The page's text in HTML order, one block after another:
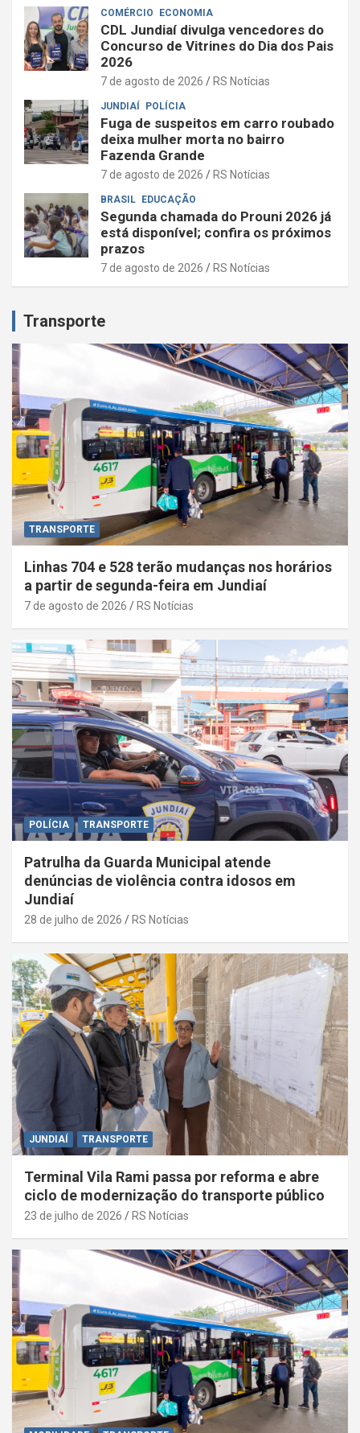
COMÉRCIO ECONOMIA
CDL Jundiaí divulga vencedores do
Concurso de Vitrines do Dia dos Pais
2026
7 de agosto de 2026 RS Notícias
JUNDIAÍ POLÍCIA
Fuga de suspeitos em carro roubado
deixa mulher morta no bairro
Fazenda Grande
7 de agosto de 2026 RS Notícias
BRASIL EDUCAÇÃO
Segunda chamada do Prouni 2026 já
está disponível; confira os próximos
prazos
7 de agosto de 2026 RS Notícias
Transporte
TRANSPORTE
Linhas 704 e 528 terão mudanças nos horários
a partir de segunda-feira em Jundiaí
7 de agosto de 2026 RS Notícias
POLÍCIA TRANSPORTE
Patrulha da Guarda Municipal atende
denúncias de violência contra idosos em
Jundiaí
28 de julho de 2026 RS Notícias
JUNDIAÍ TRANSPORTE
Terminal Vila Rami passa por reforma e abre
ciclo de modernização do transporte público
23 de julho de 2026 RS Notícias